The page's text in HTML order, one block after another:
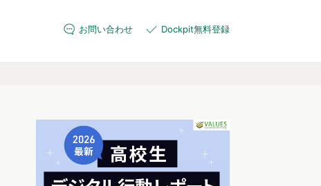
お問い合わせ Dockpit無料登録